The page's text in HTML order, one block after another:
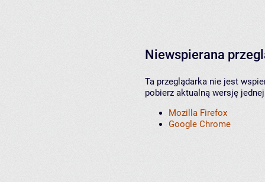
Niewspierana
Ta przeglądarka nie jest
pobierz aktualną wersję
Mozilla Firefox
Google Chrome